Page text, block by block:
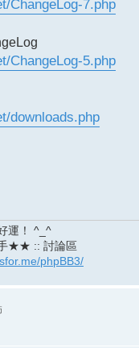
ChangeLog-7.php
ChangeLog-5.php
downloads.php
運！ ^_^
★★ :: 討論區
phpBB3/